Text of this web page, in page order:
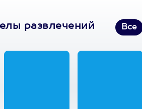
развлечений Все